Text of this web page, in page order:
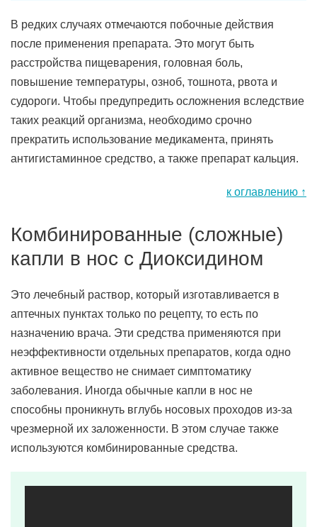
В редких случаях отмечаются побочные действия
после применения препарата. Это могут быть
расстройства пищеварения, головная боль,
повышение температуры, озноб, тошнота, рвота и
судороги. Чтобы предупредить осложнения вследствие
таких реакций организма, необходимо срочно
прекратить использование медикамента, принять
антигистаминное средство, а также препарат кальция.
к оглавлению ↑
Комбинированные (сложные)
капли в нос с Диоксидином
Это лечебный раствор, который изготавливается в
аптечных пунктах только по рецепту, то есть по
назначению врача. Эти средства применяются при
неэффективности отдельных препаратов, когда одно
активное вещество не снимает симптоматику
заболевания. Иногда обычные капли в нос не
способны проникнуть вглубь носовых проходов из-за
чрезмерной их заложенности. В этом случае также
используются комбинированные средства.